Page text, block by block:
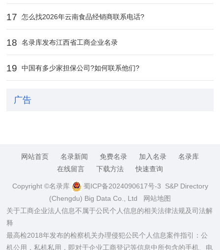
17 怎么找2026年云南食品经销商联系电话?
18 名录库发布江西省工商企业名录
19 中国有多少家担保公司?如何联系他们?
广告
网站首页 名录新闻 免费名录 加入名录
名录库
在线留言
下载方法 快速查询
Copyright ©名录库 蜀ICP备2024090617号-3 S&P Directory
(Chengdu) Big Data Co., Ltd
网站地图
关于工商企业法人信息不属于公民个人信息的相关法律法规及司法解
释
最高检2018年发布的检察机关办理侵犯公民个人信息案件指引：公
机公用，私机私用，即对于企业工商登记等信息中所包含的手机、电